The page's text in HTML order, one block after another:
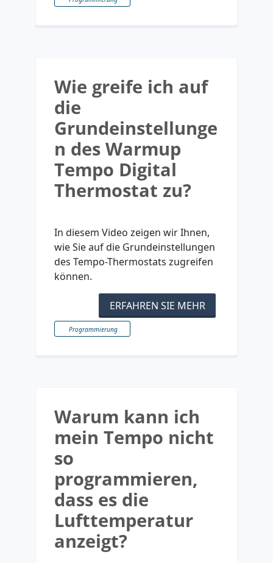
Wie greife ich auf
die
Grundeinstellunge
n des Warmup
Tempo Digital
Thermostat zu?
In diesem Video zeigen wir Ihnen,
wie Sie auf die Grundeinstellungen
des Tempo-Thermostats zugreifen
können.
ERFAHREN SIE MEHR
Programmierung
Warum kann ich
mein Tempo nicht
so
programmieren,
dass es die
Lufttemperatur
anzeigt?